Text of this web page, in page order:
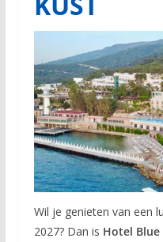
Wil je genieten van een
2027? Dan is Hotel Blue